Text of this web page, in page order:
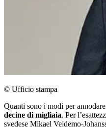
© Ufficio stampa
Quanti sono i modi per
decine di migliaia. Per
svedese Mikael Vejdemo-